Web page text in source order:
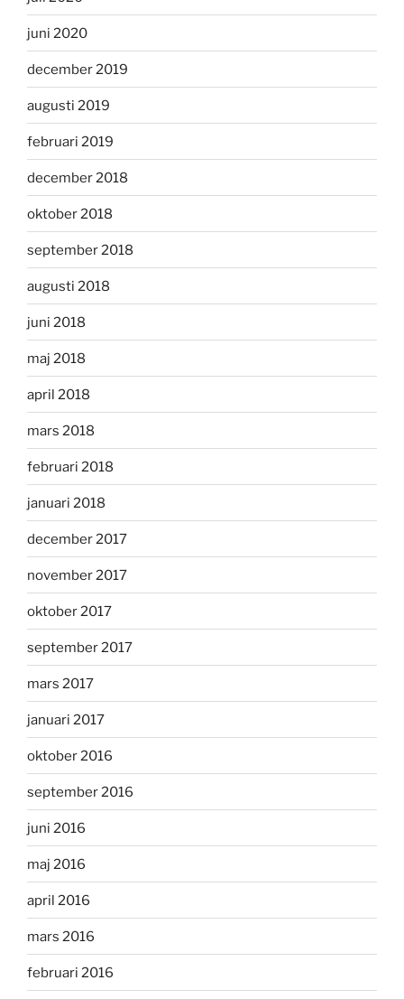
juni 2020
december 2019
augusti 2019
februari 2019
december 2018
oktober 2018
september 2018
augusti 2018
juni 2018
maj 2018
april 2018
mars 2018
februari 2018
januari 2018
december 2017
november 2017
oktober 2017
september 2017
mars 2017
januari 2017
oktober 2016
september 2016
juni 2016
maj 2016
april 2016
mars 2016
februari 2016